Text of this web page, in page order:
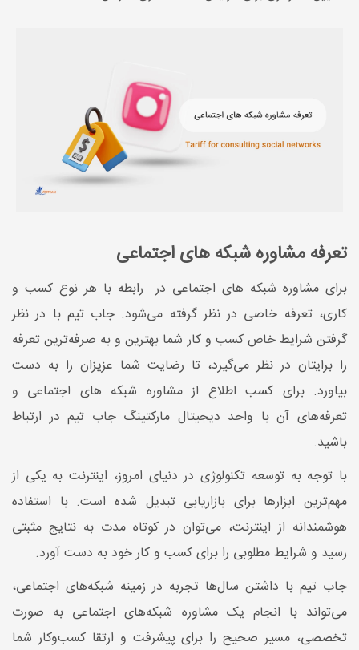
تعرفه مشاوره شبکه های اجتماعی
برای مشاوره شبکه های اجتماعی در رابطه با هر نوع کسب و
کاری، تعرفه خاصی در نظر گرفته می‌شود. جاب تیم با در نظر
گرفتن شرایط خاص کسب‌ و کار شما بهترین و به ‌صرفه‌ترین تعرفه
را برایتان در نظر می‌گیرد، تا رضایت شما عزیزان را به دست
بیاورد. برای کسب اطلاع از مشاوره شبکه های اجتماعی و
تعرفه‌های آن با واحد دیجیتال مارکتینگ جاب تیم در ارتباط
باشید.
با توجه به توسعه‌ تکنولوژی در دنیای امروز، اینترنت به یکی از
مهم‌ترین ابزارها برای بازاریابی تبدیل شده است. با استفاده
هوشمندانه از اینترنت، می‌توان در کوتاه‌ مدت به نتایج مثبتی
رسید و شرایط مطلوبی را برای کسب ‌و کار خود به دست آورد.
جاب تیم با داشتن سال‌ها تجربه در زمینه شبکه‌های اجتماعی،
می‌تواند با انجام یک مشاوره شبکه‌های اجتماعی به صورت
تخصصی، مسیر صحیح را برای پیشرفت و ارتقا کسب‌و‌کار شما